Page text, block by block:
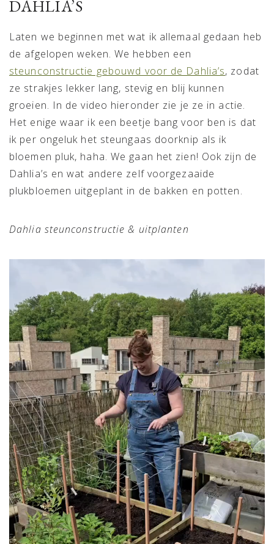
DAHLIA’S
Laten we beginnen met wat ik allemaal gedaan heb
de afgelopen weken. We hebben een
steunconstructie gebouwd voor de Dahlia’s, zodat
ze strakjes lekker lang, stevig en blij kunnen
groeien. In de video hieronder zie je ze in actie.
Het enige waar ik een beetje bang voor ben is dat
ik per ongeluk het steungaas doorknip als ik
bloemen pluk, haha. We gaan het zien! Ook zijn de
Dahlia’s en wat andere zelf voorgezaaide
plukbloemen uitgeplant in de bakken en potten.
Dahlia steunconstructie & uitplanten